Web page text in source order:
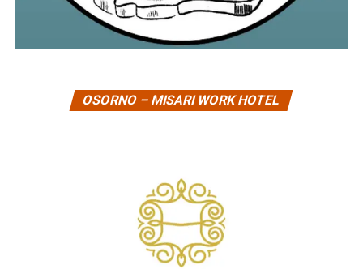
OSORNO – MISARI WORK HOTEL